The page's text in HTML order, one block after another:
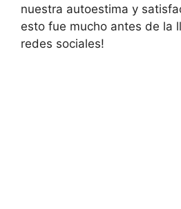
nuestra autoestima y
esto fue mucho antes de la
redes sociales!